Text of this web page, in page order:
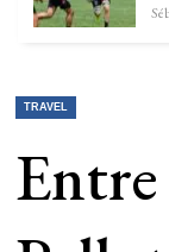
TRAVEL